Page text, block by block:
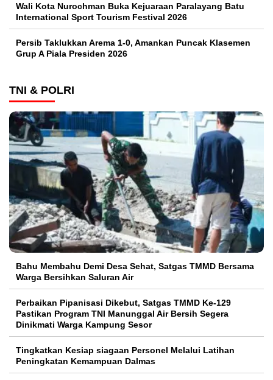
Wali Kota Nurochman Buka Kejuaraan Paralayang Batu
International Sport Tourism Festival 2026
Persib Taklukkan Arema 1-0, Amankan Puncak Klasemen
Grup A Piala Presiden 2026
TNI & POLRI
Bahu Membahu Demi Desa Sehat, Satgas TMMD Bersama
Warga Bersihkan Saluran Air
Perbaikan Pipanisasi Dikebut, Satgas TMMD Ke-129
Pastikan Program TNI Manunggal Air Bersih Segera
Dinikmati Warga Kampung Sesor
Tingkatkan Kesiap siagaan Personel Melalui Latihan
Peningkatan Kemampuan Dalmas